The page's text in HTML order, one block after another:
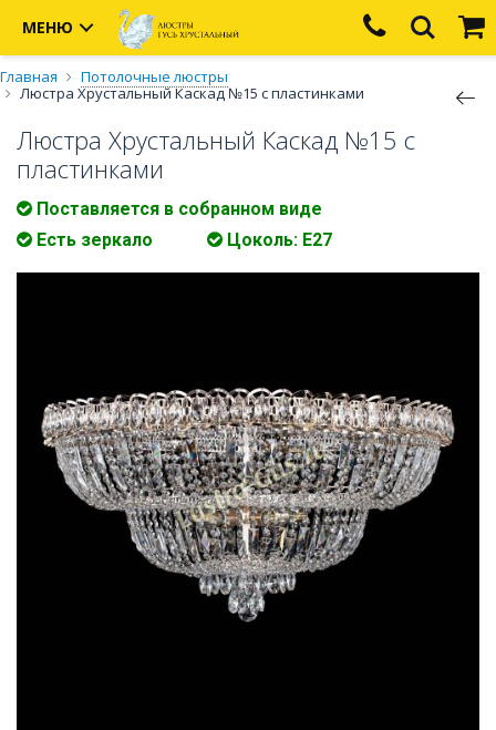
МЕНЮ
Главная
Потолочные люстры
Люстра Хрустальный Каскад №15 с пластинками
Люстра Хрустальный Каскад №15 с
пластинками
Поставляется в собранном виде
Есть зеркало
Цоколь: E27